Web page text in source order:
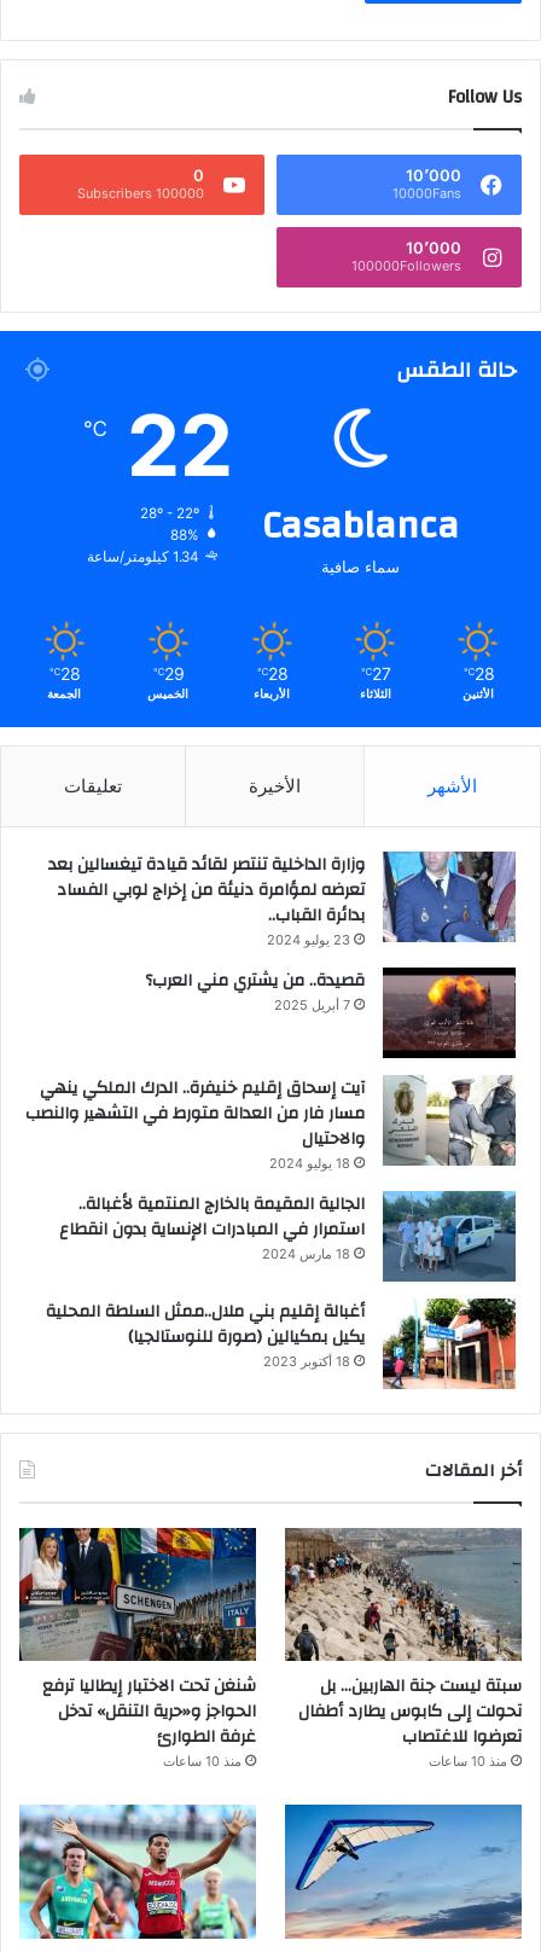
Follow Us
10٬000
10000Fans
0
100000 Subscribers
10٬000
100000Followers
حالة الطقس
Casablanca
سماء صافية
22
℃
28º - 22º
88%
1.34 كيلومتر/ساعة
28
℃
الأثنين
27
℃
الثلاثاء
28
℃
الأربعاء
29
℃
الخميس
28
℃
الجمعة
الأشهر الأخيرة تعليقات
وزارة الداخلية تنتصر لقائد قيادة تيغسالين بعد
تعرضه لمؤامرة دنيئة من إخراج لوبي الفساد
بدائرة القباب..
23 يوليو 2024
قصيدة.. من يشتري مني العرب؟
7 أبريل 2025
آيت إسحاق إقليم خنيفرة.. الدرك الملكي ينهي
مسار فار من العدالة متورط في التشهير والنصب
والاحتيال
18 يوليو 2024
الجالية المقيمة بالخارج المنتمية لأغبالة..
استمرار في المبادرات الإنساية بدون انقطاع
18 مارس 2024
أغبالة إقليم بني ملال..ممثل السلطة المحلية
يكيل بمكيالين (صورة للنوستالجيا)
18 أكتوبر 2023
أخر المقالات
سبتة ليست جنة الهاربين… بل
تحولت إلى كابوس يطارد أطفال
تعرضوا للاغتصاب
منذ 10 ساعات
شنغن تحت الاختبار إيطاليا ترفع
الحواجز و«حرية التنقل» تدخل
غرفة الطوارئ
منذ 10 ساعات